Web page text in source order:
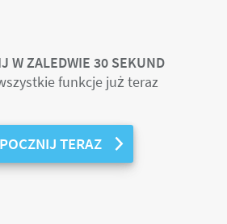
W ZALEDWIE 30 SEKUND
funkcje już teraz
TERAZ